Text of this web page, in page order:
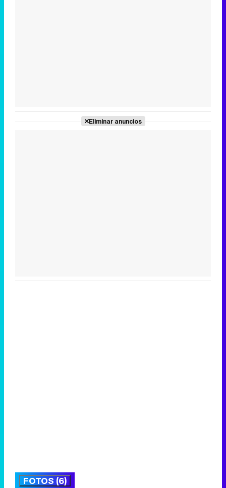
Eliminar anuncios
FOTOS (6)